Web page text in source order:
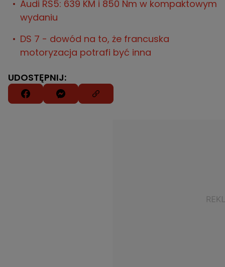
Audi RS5: 639 KM i 850 Nm w kompaktowym
wydaniu
DS 7 - dowód na to, że francuska
motoryzacja potrafi być inna
UDOSTĘPNIJ: